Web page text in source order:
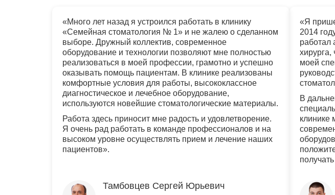
«Много лет назад я устроился работать в клинику
«Семейная стоматология № 1» и не жалею о сделанном
выборе. Дружный коллектив, современное
оборудование и технологии позволяют мне полностью
реализоваться в моей профессии, грамотно и успешно
оказывать помощь пациентам. В клинике реализованы
комфортные условия для работы, высококлассное
диагностическое и лечебное оборудование,
используются новейшие стоматологические материалы.
Работа здесь приносит мне радость и удовлетворение.
Я очень рад работать в команде профессионалов и на
высоком уровне осуществлять прием и лечение наших
пациентов».
Тамбовцев Сергей Юрьевич
«Я
2014
работал
хирурга,
моей
В
клинике